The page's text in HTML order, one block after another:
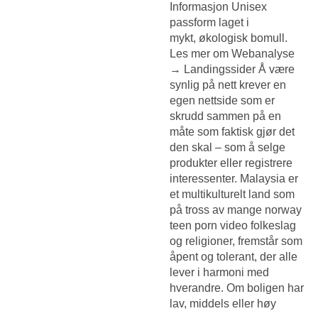
Informasjon Unisex
passform laget i
mykt, økologisk bomull.
Les mer om Webanalyse
→ Landingssider Å være
synlig på nett krever en
egen nettside som er
skrudd sammen på en
måte som faktisk gjør det
den skal – som å selge
produkter eller registrere
interessenter. Malaysia er
et multikulturelt land som
på tross av mange norway
teen porn video folkeslag
og religioner, fremstår som
åpent og tolerant, der alle
lever i harmoni med
hverandre. Om boligen har
lav, middels eller høy